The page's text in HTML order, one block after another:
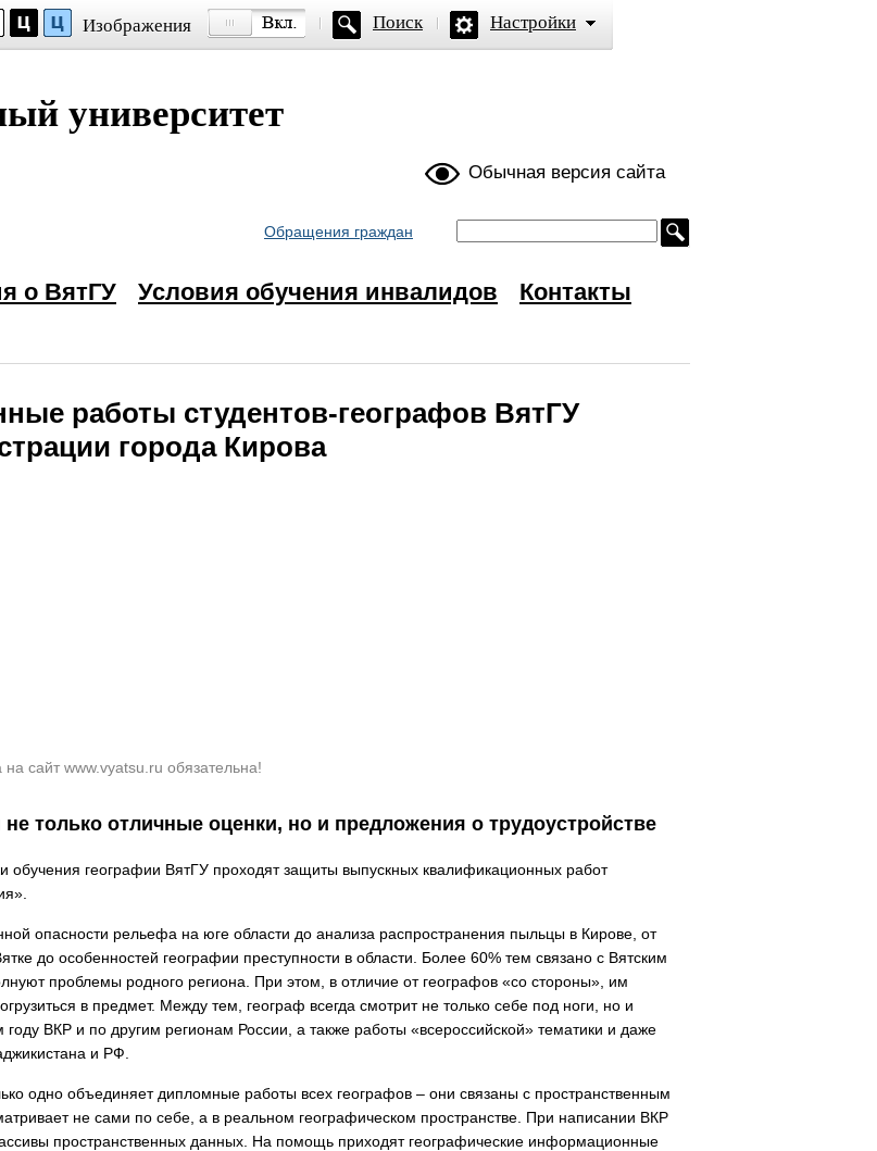
Изображения Поиск Настройки
Большой
стандартные настройки
университет
Обычная версия сайта
Обращения граждан
о ВятГУ Условия обучения инвалидов Контакты
работы студентов-географов ВятГУ
города Кирова
сайт www.vyatsu.ru обязательна!
только отличные оценки, но и предложения о трудоустройстве
географии ВятГУ проходят защиты выпускных квалификационных работ
опасности рельефа на юге области до анализа распространения пыльцы в Кирове, от
до особенностей географии преступности в области. Более 60% тем связано с Вятским
проблемы родного региона. При этом, в отличие от географов «со стороны», им
в предмет. Между тем, географ всегда смотрит не только себе под ноги, но и
году ВКР и по другим регионам России, а также работы «всероссийской» тематики и даже
и РФ.
одно объединяет дипломные работы всех географов – они связаны с пространственным
не сами по себе, а в реальном географическом пространстве. При написании ВКР
пространственных данных. На помощь приходят географические информационные